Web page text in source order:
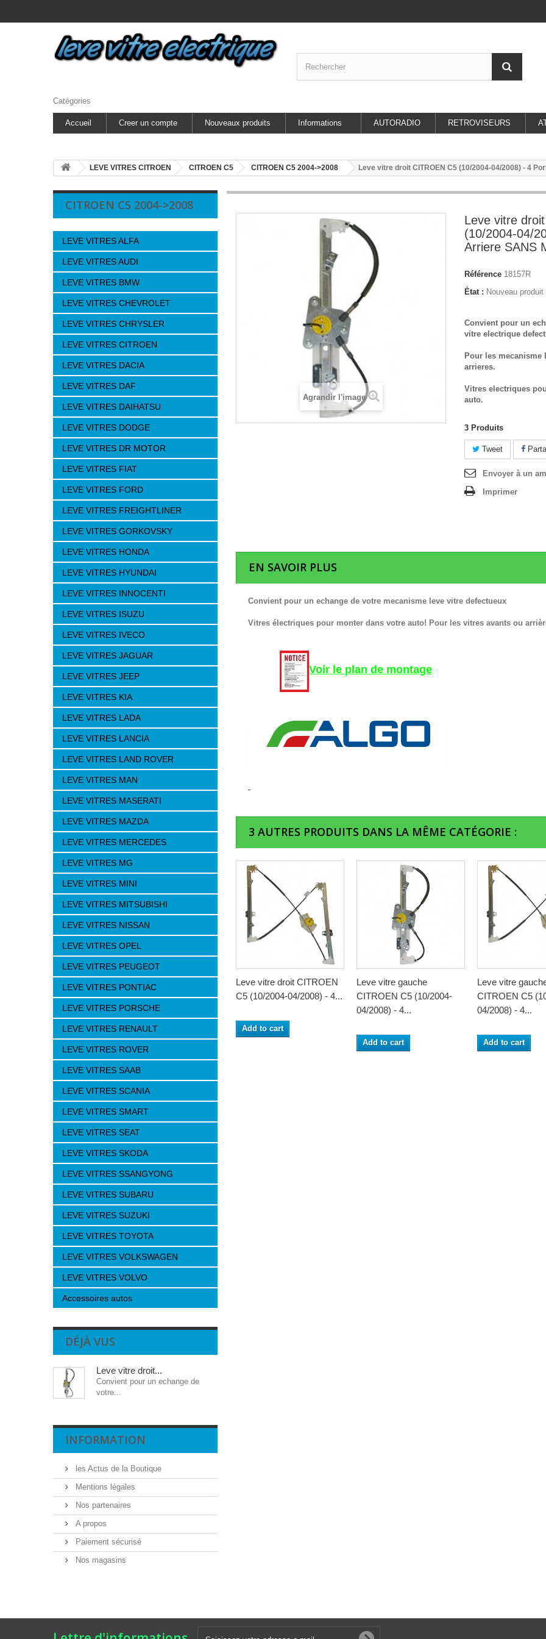
Catégories
Accueil Creer un compte Nouveaux produits Informations AUTORADIO RETROVISEURS
LEVE VITRES CITROEN CITROEN C5 CITROEN C5 2004->2008 Leve vitre droit CITROEN C5 (10/2004-04/2008) - 4
CITROEN C5 2004->2008
LEVE VITRES ALFA
LEVE VITRES AUDI
LEVE VITRES BMW
LEVE VITRES CHEVROLET
LEVE VITRES CHRYSLER
LEVE VITRES CITROEN
LEVE VITRES DACIA
LEVE VITRES DAF
LEVE VITRES DAIHATSU
LEVE VITRES DODGE
LEVE VITRES DR MOTOR
LEVE VITRES FIAT
LEVE VITRES FORD
LEVE VITRES FREIGHTLINER
LEVE VITRES GORKOVSKY
LEVE VITRES HONDA
LEVE VITRES HYUNDAI
LEVE VITRES INNOCENTI
LEVE VITRES ISUZU
LEVE VITRES IVECO
LEVE VITRES JAGUAR
LEVE VITRES JEEP
LEVE VITRES KIA
LEVE VITRES LADA
LEVE VITRES LANCIA
LEVE VITRES LAND ROVER
LEVE VITRES MAN
LEVE VITRES MASERATI
LEVE VITRES MAZDA
LEVE VITRES MERCEDES
LEVE VITRES MG
LEVE VITRES MINI
LEVE VITRES MITSUBISHI
LEVE VITRES NISSAN
LEVE VITRES OPEL
LEVE VITRES PEUGEOT
LEVE VITRES PONTIAC
LEVE VITRES PORSCHE
LEVE VITRES RENAULT
LEVE VITRES ROVER
LEVE VITRES SAAB
LEVE VITRES SCANIA
LEVE VITRES SMART
LEVE VITRES SEAT
LEVE VITRES SKODA
LEVE VITRES SSANGYONG
LEVE VITRES SUBARU
LEVE VITRES SUZUKI
LEVE VITRES TOYOTA
LEVE VITRES VOLKSWAGEN
LEVE VITRES VOLVO
Accessoires autos
DÉJÀ VUS
Leve vitre droit...
Convient pour un echange de
votre...
INFORMATION
les Actus de la Boutique
Mentions légales
Nos partenaires
A propos
Paiement sécurisé
Nos magasins
Agrandir l'image
Leve vitre
(10/2004-04/
Arriere SANS
Référence 18157R
État : Nouveau produit
Convient pour un
vitre electrique
Pour les mecanisme
arrieres.
Vitres electriques
auto.
3 Produits
Tweet
Envoyer à un
Imprimer
EN SAVOIR PLUS
Convient pour un echange de votre mecanisme leve vitre defectueux
Vitres électriques pour monter dans votre auto! Pour les vitres avants ou
Voir le plan de montage
3 AUTRES PRODUITS DANS LA MÊME CATÉGORIE :
Leve vitre droit CITROEN
C5 (10/2004-04/2008) - 4...
Add to cart
Leve vitre gauche
CITROEN C5 (10/2004-
04/2008) - 4...
Add to cart
Leve vitre
CITROEN C5
04/2008) - 4...
Add to cart